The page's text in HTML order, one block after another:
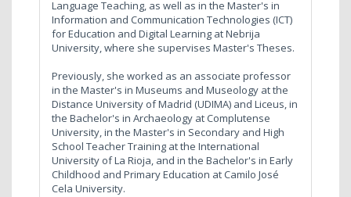
Language Teaching, as well as in the Master's in
Information and Communication Technologies (ICT)
for Education and Digital Learning at Nebrija
University, where she supervises Master's Theses.
Previously, she worked as an associate professor
in the Master's in Museums and Museology at the
Distance University of Madrid (UDIMA) and Liceus, in
the Bachelor's in Archaeology at Complutense
University, in the Master's in Secondary and High
School Teacher Training at the International
University of La Rioja, and in the Bachelor's in Early
Childhood and Primary Education at Camilo José
Cela University.